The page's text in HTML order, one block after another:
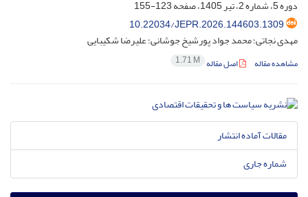
دوره 5، شماره 2، تیر 1405، صفحه
123-155
10.22034/JEPR.2026.144603.1309
مهدی نجاتی؛ محمد جواد پورشیخ جوشانی؛ علیرضا شکیبایی
مشاهده مقاله اصل مقاله 1.71 M
مقالات آماده انتشار
شماره جاری